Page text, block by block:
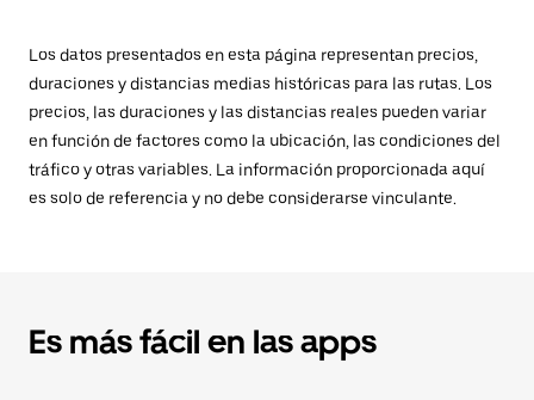
Los datos presentados en esta página representan precios,
duraciones y distancias medias históricas para las rutas. Los
precios, las duraciones y las distancias reales pueden variar
en función de factores como la ubicación, las condiciones del
tráfico y otras variables. La información proporcionada aquí
es solo de referencia y no debe considerarse vinculante.
Es más fácil en las apps